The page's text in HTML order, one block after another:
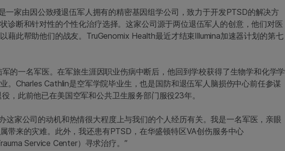
一家由因公致殘退伍军人拥有的精密基因组学公司，致力于开发PTSD的解决方
诊断和针对性的个性化治疗选择。这家公司源于两位退伍军人的创意，他们对医
藉此帮助他们的战友。TruGenomix Health最近才结束Illumina加速器计划的第七
的一名军医。在军旅生涯因职业伤病中断后，他回到学校获得了生物学和化学学
。Charles Cathlin是空军学院毕业生，也是国防和退伍军人脑损伤中心前任参谋
，此前他已在美国空军和公共卫生服务部门服役23年。
这家公司的动机和热情很大程度上与我们的个人经历有关。我是一名军医，亲眼
带来的灾难。此外，我还患有PTSD，在华盛顿特区VA创伤服务中心
Service Center）寻求治疗。”